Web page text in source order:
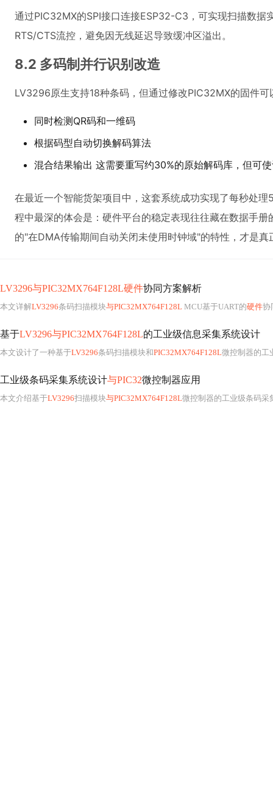
通过PIC32MX的SPI接口连接ESP32-C3，可实现扫描数据
RTS/CTS流控，避免因无线延迟导致缓冲区溢出。
8.2 多码制并行识别改造
LV3296原生支持18种条码，但通过修改PIC32MX的固件可
同时检测QR码和一维码
根据码型自动切换解码算法
混合结果输出 这需要重写约30%的原始解码库，但可
在最近一个智能货架项目中，这套系统成功实现了每秒处
程中最深的体会是：硬件平台的稳定表现往往藏在数据手
的"在DMA传输期间自动关闭未使用时钟域"的特性，才是
LV3296与PIC32MX764F128L硬件协同方案解析
本文详解LV3296条码扫描模块与PIC32MX764F128L MCU基于UART的硬件协同
基于LV3296与PIC32MX764F128L的工业级信息采集系统设计
本文设计了一种基于LV3296条码扫描模块和PIC32MX764F128L微控制器的工
工业级条码采集系统设计与PIC32微控制器应用
本文介绍基于LV3296扫描模块与PIC32MX764F128L微控制器的工业级条码采集系统设计，涵盖UART